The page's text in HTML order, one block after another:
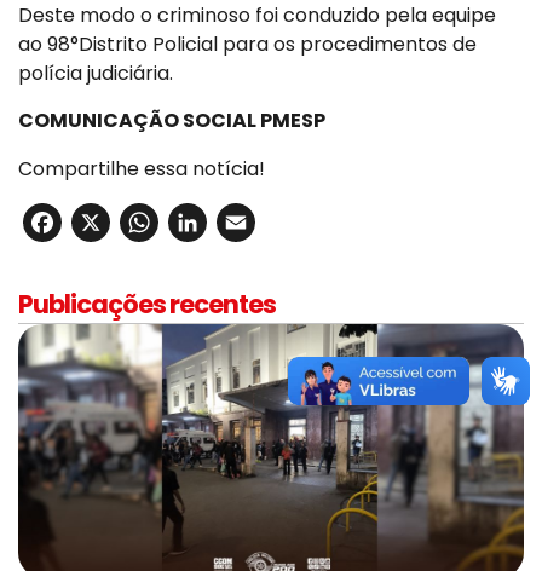
Deste modo o criminoso foi conduzido pela equipe
ao 98°Distrito Policial para os procedimentos de
polícia judiciária.
COMUNICAÇÃO SOCIAL PMESP
Compartilhe essa notícia!
Facebook
X WhatsApp
LinkedIn
Publicações recentes